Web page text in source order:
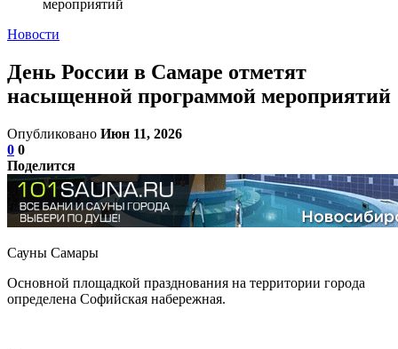
мероприятий
Новости
День России в Самаре отметят
насыщенной программой мероприятий
Опубликовано Июн 11, 2026
0 0
Поделится
Сауны Самары
Основной площадкой празднования на территории города
определена Софийская набережная.